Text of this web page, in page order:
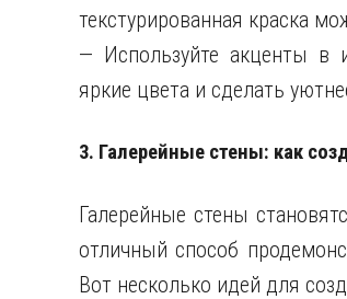
текстурированная краска
— Используйте акценты в
яркие цвета и сделать
3. Галерейные стены: как
Галерейные стены
отличный способ
Вот несколько идей для